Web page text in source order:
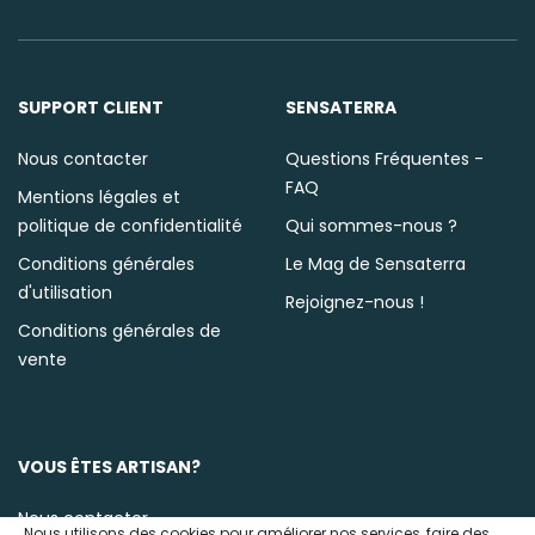
SUPPORT CLIENT
Nous contacter
Mentions légales et
politique de confidentialité
Conditions générales
d'utilisation
Conditions générales de
vente
SENSATERRA
Questions Fréquentes -
FAQ
Qui sommes-nous ?
Le Mag de Sensaterra
Rejoignez-nous !
VOUS ÊTES ARTISAN?
Nous contacter